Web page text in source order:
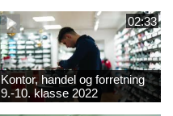
02:33
Kontor, handel og forretning
9.-10. klasse 2022